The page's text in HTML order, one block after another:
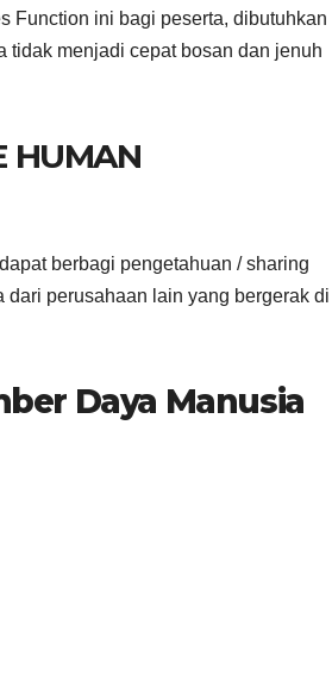
Function ini bagi peserta, dibutuhkan
tidak menjadi cepat bosan dan jenuh
HUMAN
berbagi pengetahuan / sharing
perusahaan lain yang bergerak di
Daya Manusia